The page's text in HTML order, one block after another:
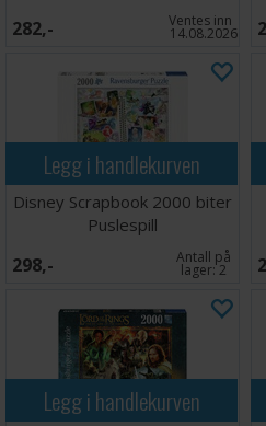
282,- Ventes inn
14.08.2026
Legg i handlekurven
Disney Scrapbook 2000 biter
Puslespill
298,- Antall på
lager:2
Legg i handlekurven